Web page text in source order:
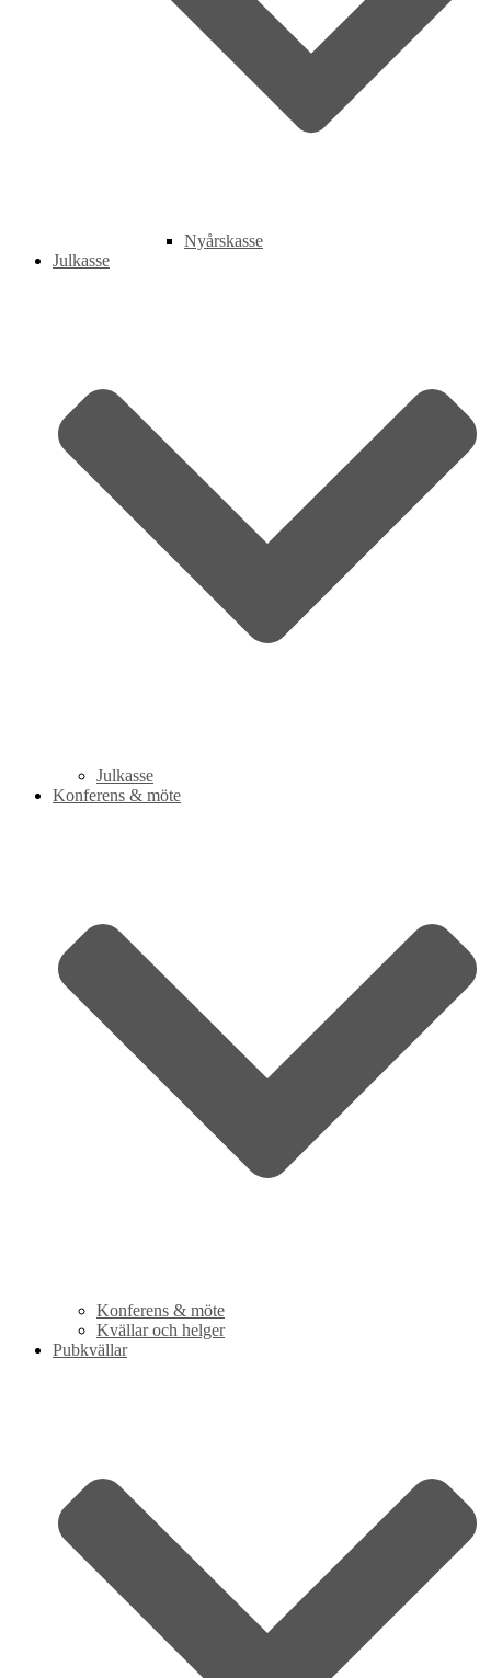
Nyårskasse
Julkasse
Julkasse
Konferens & möte
Konferens & möte
Kvällar och helger
Pubkvällar